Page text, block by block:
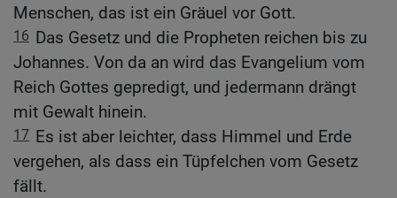
Menschen, das ist ein Gräuel vor Gott.
16 Das Gesetz und die Propheten reichen bis zu
Johannes. Von da an wird das Evangelium vom
Reich Gottes gepredigt, und jedermann drängt
mit Gewalt hinein.
17 Es ist aber leichter, dass Himmel und Erde
vergehen, als dass ein Tüpfelchen vom Gesetz
fällt.